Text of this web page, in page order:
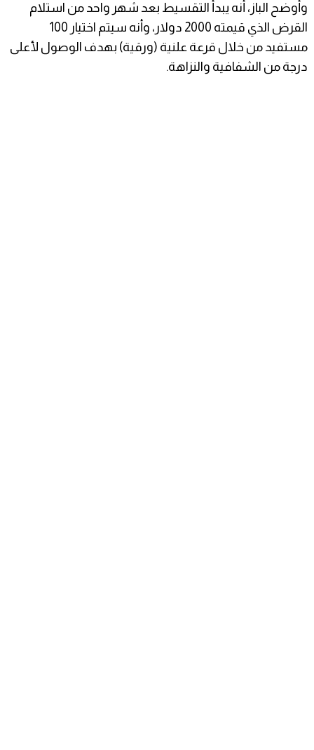
وأوضح الباز، أنه يبدأ التقسيط بعد شهر واحد من استلام
القرض الذي قيمته 2000 دولار، وأنه سيتم اختيار 100
مستفيد من خلال قرعة علنية (ورقية) بهدف الوصول لأعلى
درجة من الشفافية والنزاهة.